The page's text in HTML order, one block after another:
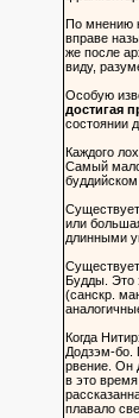
По мнению
вправе
же после
виду,
Особую
достигая
состоянии
Каждого
Самый
буддийском
или
длинными
Будды. Это
(санскр.
Когда
Додзэм-бо.
рвение. Он
в это
плавало